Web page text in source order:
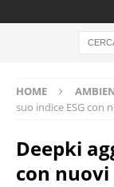
HOME
suo indice ESG con
Deepki
con